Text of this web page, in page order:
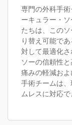
専門の外科手
ーキュラー・
たちは、この
り替え可能で
対して最適化
ソーの信頼性
痛みの軽減およ
手術チームは
ムレスに対応